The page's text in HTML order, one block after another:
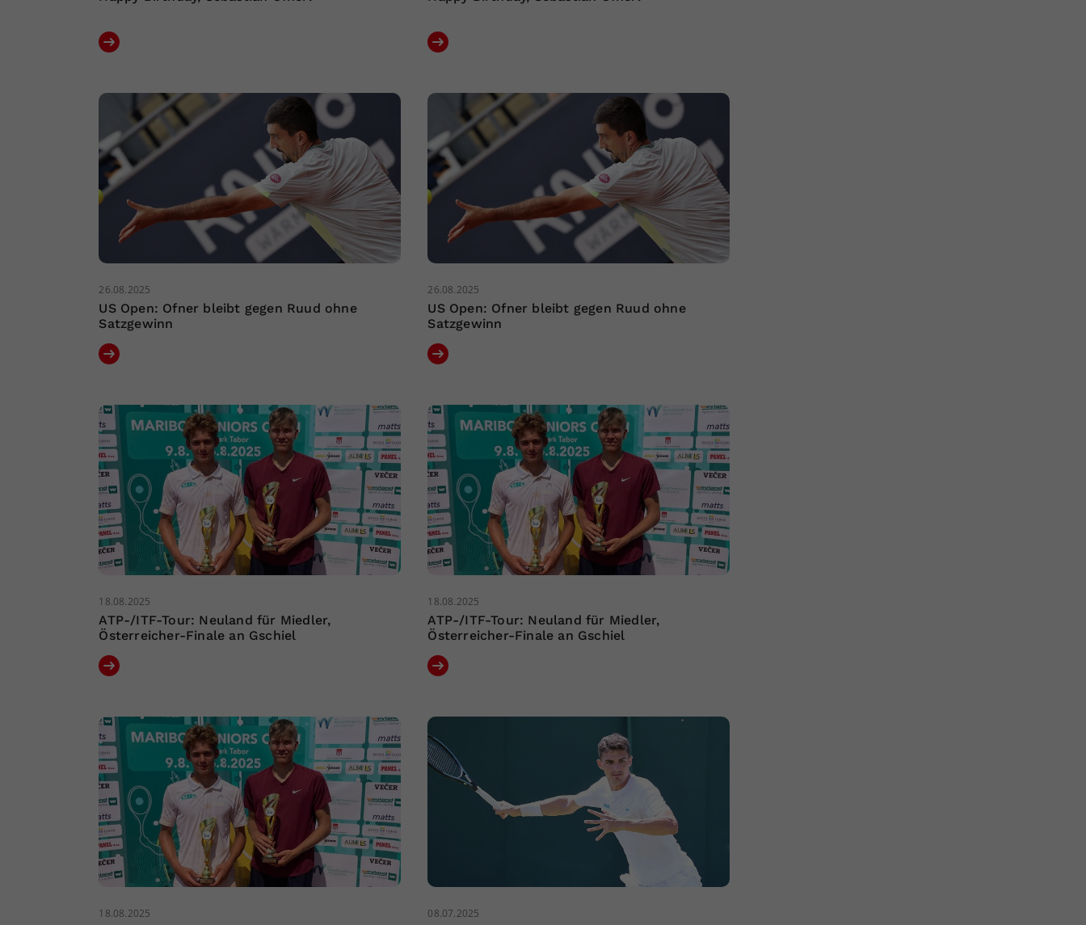
26.08.2025
US Open: Ofner bleibt gegen Ruud ohne
Satzgewinn
26.08.2025
US Open: Ofner bleibt gegen Ruud ohne
Satzgewinn
18.08.2025
ATP-/ITF-Tour: Neuland für Miedler,
Österreicher-Finale an Gschiel
18.08.2025
ATP-/ITF-Tour: Neuland für Miedler,
Österreicher-Finale an Gschiel
18.08.2025 08.07.2025